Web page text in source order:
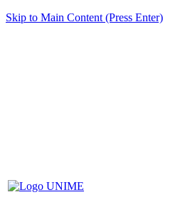
Skip to Main Content (Press Enter)